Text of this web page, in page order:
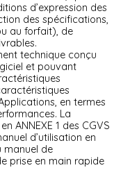
d’expression des
des spécifications,
au forfait), de
technique conçu
et pouvant
en termes
La
ANNEXE 1 des CGVS
d’utilisation en
manuel de
prise en main rapide